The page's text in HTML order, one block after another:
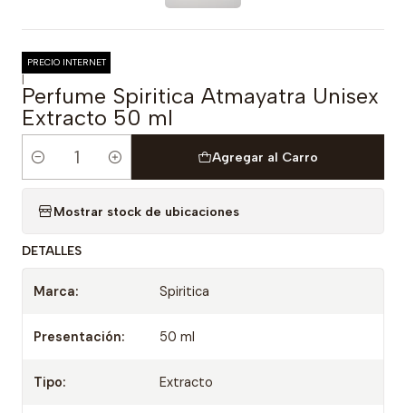
PRECIO INTERNET
|
Perfume Spiritica Atmayatra Unisex
Extracto 50 ml
Cantidad
Agregar al Carro
Mostrar stock de ubicaciones
DETALLES
Marca: Spiritica
Presentación: 50 ml
Tipo: Extracto